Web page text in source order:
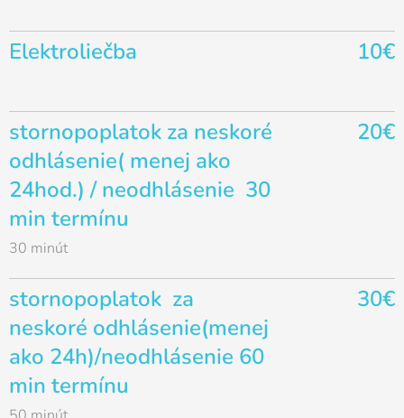
Elektroliečba 10€
stornopoplatok za neskoré
odhlásenie( menej ako
24hod.) / neodhlásenie 30
min termínu
30 minút
20€
stornopoplatok za
neskoré odhlásenie(menej
ako 24h)/neodhlásenie 60
min termínu
30€